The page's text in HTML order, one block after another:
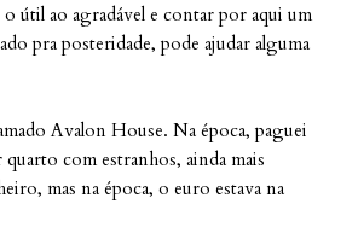
útil ao agradável e contar por aqui um
pra posteridade, pode ajudar alguma
Avalon House. Na época, paguei
com estranhos, ainda mais
mas na época, o euro estava na